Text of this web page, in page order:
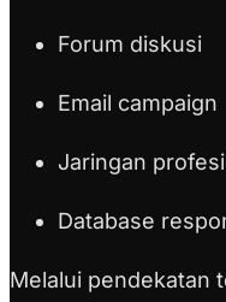
Forum diskusi
Email campaign
Jaringan
Database
Melalui pendekatan